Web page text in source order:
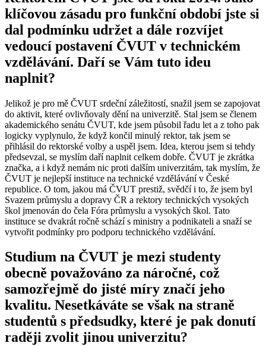
klíčovou zásadu pro funkční období jste si
dal podmínku udržet a dále rozvíjet
vedoucí postavení ČVUT v technickém
vzdělávání. Daří se Vám tuto ideu
naplnit?
Jelikož je pro mě ČVUT srdeční záležitostí, snažil jsem se zapojovat
do aktivit, které ovlivňovaly dění na univerzitě. Stal jsem se členem
akademického senátu ČVUT, kde jsem působil řadu let a z toho pak
logicky vyplynulo, že když končil minulý rektor, tak jsem se
přihlásil do rektorské volby a uspěl jsem. Idea, kterou jsem si tehdy
předsevzal, se myslím daří naplnit celkem dobře. ČVUT je zkrátka
značka, a i když nemám nic proti dalším univerzitám, tak myslím, že
ČVUT je nejlepší instituce na technické vzdělávání v České
republice. O tom, jakou má ČVUT prestiž, svědčí i to, že jsem byl
Svazem průmyslu a dopravy ČR a rektory technických vysokých
škol jmenován do čela Fóra průmyslu a vysokých škol. Tato
instituce se dvakrát ročně schází s ministry a podnikateli a snaží se
vytvořit podmínky pro podporu technického vzdělávání.
Studium na ČVUT je mezi studenty
obecně považováno za náročné, což
samozřejmě do jisté míry značí jeho
kvalitu. Nesetkáváte se však na straně
studentů s předsudky, které je pak donutí
raději zvolit jinou univerzitu?